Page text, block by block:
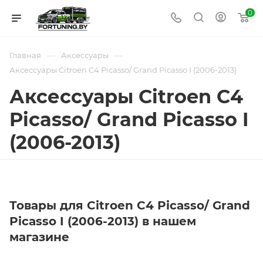
0
Главная — Аксессуары —
Аксессуары Citroen C4 Picasso/ Grand Picasso I (2006-2013)
Аксессуары Citroen C4
Picasso/ Grand Picasso I
(2006-2013)
Товары для Citroen C4 Picasso/ Grand
Picasso I (2006-2013) в нашем
магазине